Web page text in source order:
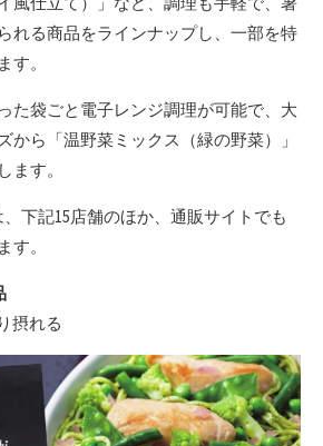
れる商品をラインナップし、一部を特
す。
た袋ごと電子レンジ調理が可能で、大
から「温野菜ミックス（緑の野菜）」
ます。
下記15店舗のほか、通販サイトでも
す。
摂れる